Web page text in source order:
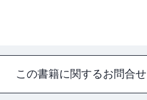
この書籍に関するお問合せ